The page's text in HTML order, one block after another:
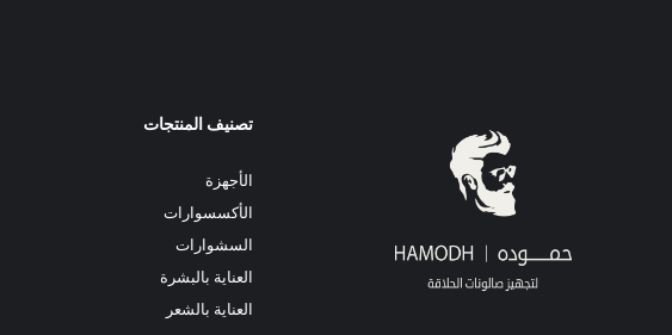
تصنيف المنتجات
الأجهزة
الأكسسوارات
السشوارات
العناية بالبشرة
العناية بالشعر